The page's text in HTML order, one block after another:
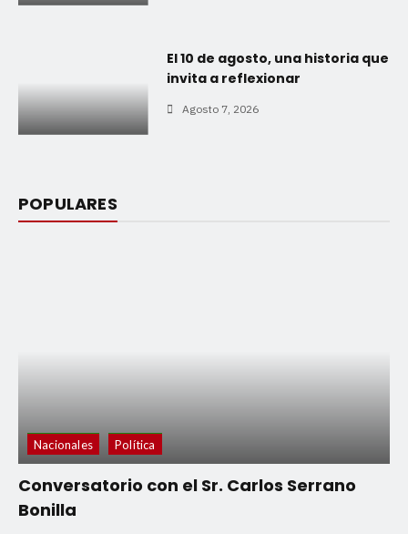
El 10 de agosto, una historia que
invita a reflexionar
Agosto 7, 2026
POPULARES
Nacionales Política
Conversatorio con el Sr. Carlos Serrano
Bonilla